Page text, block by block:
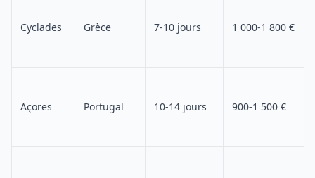
Cyclades Grèce 7-10 jours 1 000-1 800 €
Açores Portugal 10-14 jours 900-1 500 €